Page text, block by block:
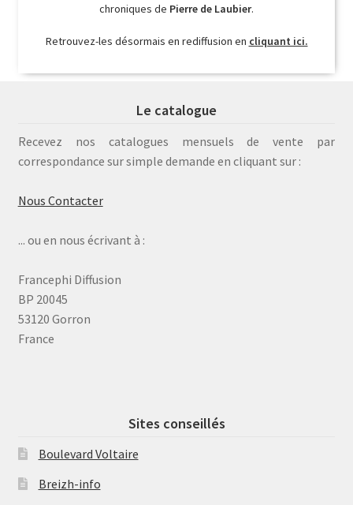
chroniques de Pierre de Laubier.
Retrouvez-les désormais en rediffusion en cliquant ici.
Le catalogue
Recevez nos catalogues mensuels de vente par
correspondance sur simple demande en cliquant sur :
Nous Contacter
... ou en nous écrivant à :
Francephi Diffusion
BP 20045
53120 Gorron
France
Sites conseillés
Boulevard Voltaire
Breizh-info